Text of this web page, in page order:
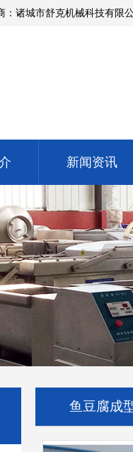
：诸城市舒克机械科技有限
新闻资讯
鱼豆腐成